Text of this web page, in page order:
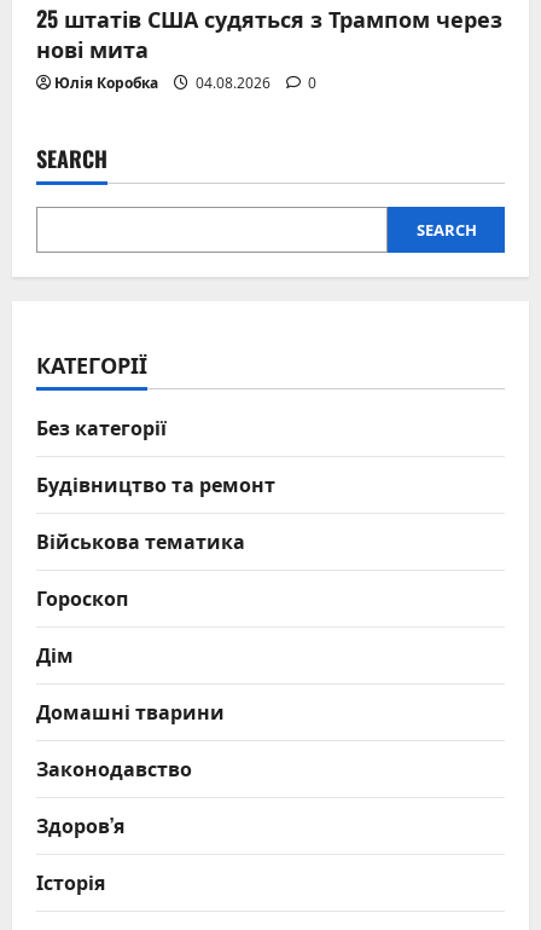
25 штатів США судяться з Трампом через
нові мита
Юлія Коробка 04.08.2026 0
SEARCH
SEARCH
КАТЕГОРІЇ
Без категорії
Будівництво та ремонт
Військова тематика
Гороскоп
Дім
Домашні тварини
Законодавство
Здоров’я
Історія